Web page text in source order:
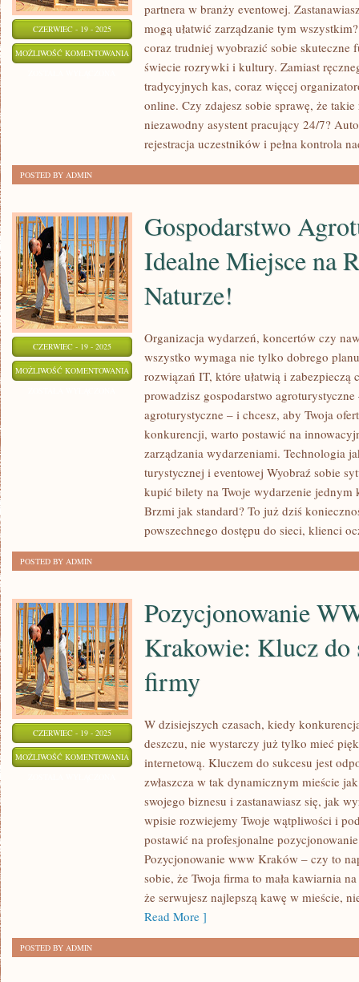
CZERWIEC - 19 - 2025
MOŻLIWOŚĆ KOMENTOWANIA NIERUCHOMOŚCI
JAKO
SPOSÓB
ZYSK!
partnera w branży eventowej.
mogą ułatwić zarządzanie tym
coraz trudniej wyobrazić sobie
świecie rozrywki i kultury. Zamiast
tradycyjnych kas, coraz więcej
online. Czy zdajesz sobie sprawę, że
niezawodny asystent pracujący 24/7?
rejestracja uczestników i pełna kontrola
POSTED BY ADMIN
CZERWIEC - 19 - 2025
MOŻLIWOŚĆ KOMENTOWANIA
AGROTURYSTYCZNE:
MIEJSCE
RELAKS
NATURZE!
Gospodarstwo
Idealne Miejsce na
Naturze!
Organizacja wydarzeń, koncertów czy
wszystko wymaga nie tylko dobrego
rozwiązań IT, które ułatwią i zabezpieczą
prowadzisz gospodarstwo
agroturystyczne – i chcesz, aby Twoja
konkurencji, warto postawić na
zarządzania wydarzeniami. Technologia
turystycznej i eventowej Wyobraź sobie
kupić bilety na Twoje wydarzenie jednym
Brzmi jak standard? To już dziś
powszechnego dostępu do sieci, klienci
POSTED BY ADMIN
CZERWIEC - 19 - 2025
MOŻLIWOŚĆ KOMENTOWANIA
KRAKOWIE:
KLUCZ
SUKCESU
TWOJEJ
FIRMY
Pozycjonowanie
Krakowie: Klucz do
firmy
W dzisiejszych czasach, kiedy
deszczu, nie wystarczy już tylko mieć
internetową. Kluczem do sukcesu jest
zwłaszcza w tak dynamicznym mieście
swojego biznesu i zastanawiasz się, jak
wpisie rozwiejemy Twoje wątpliwości i
postawić na profesjonalne
Pozycjonowanie www Kraków – czy to
sobie, że Twoja firma to mała kawiarnia
że serwujesz najlepszą kawę w mieście,
Read More ]
POSTED BY ADMIN